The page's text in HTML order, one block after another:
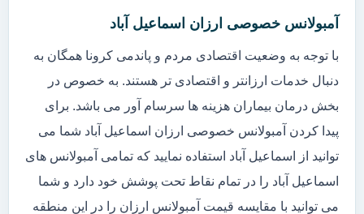
آمبولانس خصوصی ارزان اسماعیل آباد
با توجه به وضعیت اقتصادی مردم و پاندمی کرونا همگان به
دنبال خدمات ارزانتر و اقتصادی تر هستند. به خصوص در
بخش درمان بیماران هزینه ها سرسام آور می باشد. برای
پیدا کردن آمبولانس خصوصی ارزان اسماعیل آباد شما می
توانید از اسماعیل آباد استفاده نمایید که تمامی آمبولانس های
اسماعیل آباد را در تمام نقاط تحت پوشش خود دارد و شما
می توانید با مقایسه قیمت آمبولانس ارزان را در این منطقه